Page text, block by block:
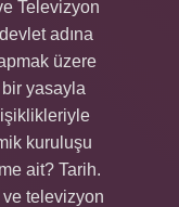
Televizyon
adına
üzere
yasayla
kuruluşu
ait? Tarih.
ve televizyon